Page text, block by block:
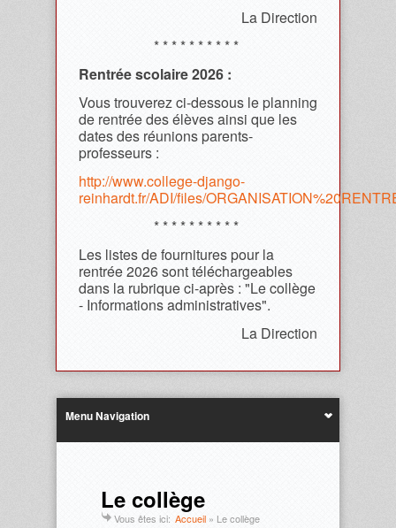
La Direction
* * * * * * * * * *
Rentrée scolaire 2026 :
Vous trouverez ci-dessous le planning
de rentrée des élèves ainsi que les
dates des réunions parents-
professeurs :
http://www.college-django-
reinhardt.fr/ADI/files/
* * * * * * * * * *
Les listes de fournitures pour la
rentrée 2026 sont téléchargeables
dans la rubrique ci-après : "Le collège
- Informations administratives".
La Direction
Menu Navigation
Le collège
Vous êtes ici: Accueil » Le collège